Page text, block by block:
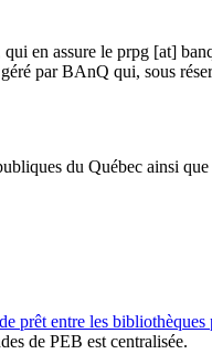
en assure le prpg [at]
par BAnQ qui, sous
du Québec ainsi
prêt entre les bibliothèques
de PEB est centralisée.